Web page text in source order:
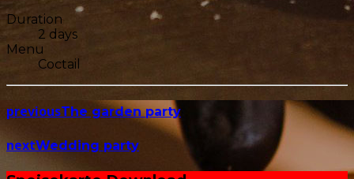
Duration
2 days
Menu
Coctail
previousThe garden party
nextWedding party